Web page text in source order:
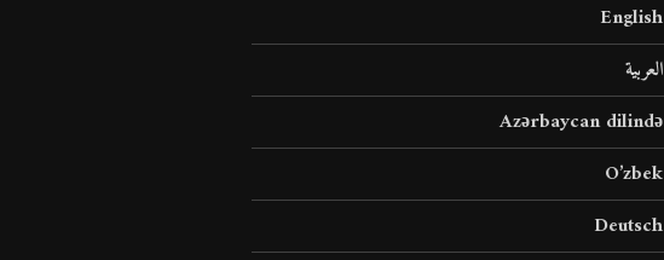
English
العربية
Azərbaycan dilində
O’zbek
Deutsch